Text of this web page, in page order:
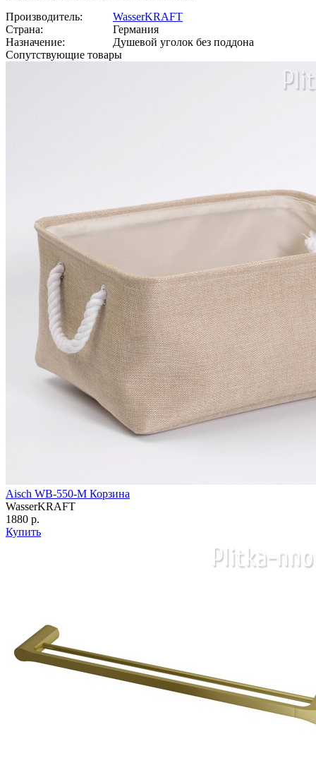
Производитель:
WasserKRAFT
Страна:
Германия
Назначение:
Душевой уголок без поддона
Сопутствующие товары
Aisch WB-550-M Корзина
WasserKRAFT
1880 р.
Купить